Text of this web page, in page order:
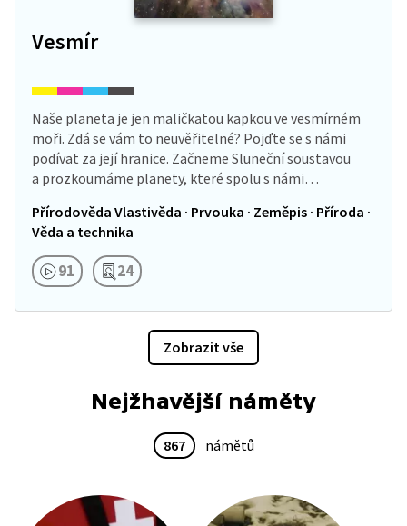
Vesmír
Naše planeta je jen maličkatou kapkou ve vesmírném
moři. Zdá se vám to neuvěřitelné? Pojďte se s námi
podívat za její hranice. Začneme Sluneční soustavou
a prozkoumáme planety, které spolu s námi…
Přírodověda Vlastivěda · Prvouka · Zeměpis · Příroda ·
Věda a technika
91 24
Zobrazit vše
Nejžhavější náměty
867 námětů